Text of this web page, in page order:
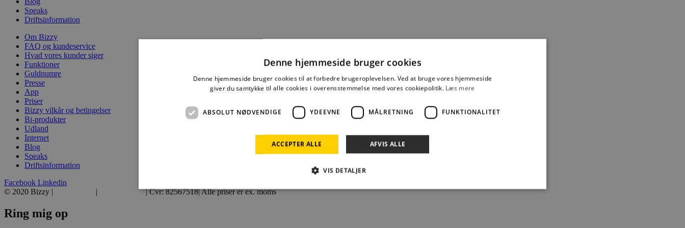
Speaks
Driftsinformation
Om Bizzy
FAQ og kundeservice
Hvad vores kunder siger
Funktioner
Guldnumre
Presse
App
Priser
Bizzy vilkår og betingelser
Bi-produkter
Udland
Internet
Blog
Speaks
Driftsinformation
Facebook Linkedin
© 2020 Bizzy |
| hej@bizzy.dk| Cvr: 82567518| Alle priser er ex. moms
Ring mig op
Denne hjemmeside bruger cookies
Denne hjemmeside bruger cookies til at forbedre brugeroplevelsen. Ved at bruge vores hjemmeside
giver du samtykke til alle cookies i overensstemmelse med vores cookiepolitik. Læs mere
ABSOLUT NØDVENDIGE YDEEVNE MÅLRETNING FUNKTIONALITET
ACCEPTER ALLE AFVIS ALLE
VIS DETALJER